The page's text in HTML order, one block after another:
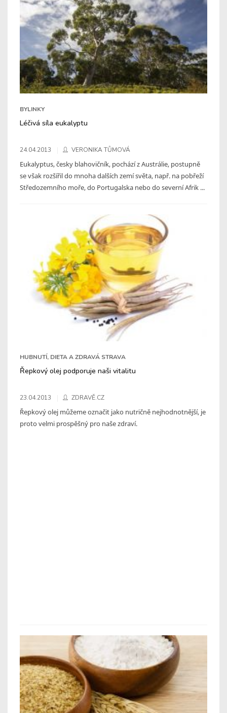
BYLINKY
Léčivá síla eukalyptu
24.04.2013 VERONIKA TŮMOVÁ
Eukalyptus, česky blahovičník, pochází z Austrálie, postupně
se však rozšířil do mnoha dalších zemí světa, např. na pobřeží
Středozemního moře, do Portugalska nebo do severní Afrik ...
HUBNUTÍ, DIETA A ZDRAVÁ STRAVA
Řepkový olej podporuje naši vitalitu
23.04.2013 ZDRAVĚ.CZ
Řepkový olej můžeme označit jako nutričně nejhodnotnější, je
proto velmi prospěšný pro naše zdraví.